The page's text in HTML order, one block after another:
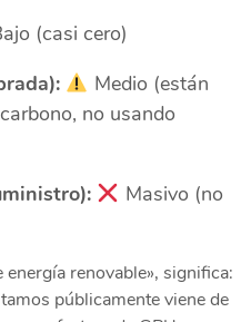
(casi cero)
Medio (están
no usando
Masivo (no
renovable», significa:
públicamente viene de